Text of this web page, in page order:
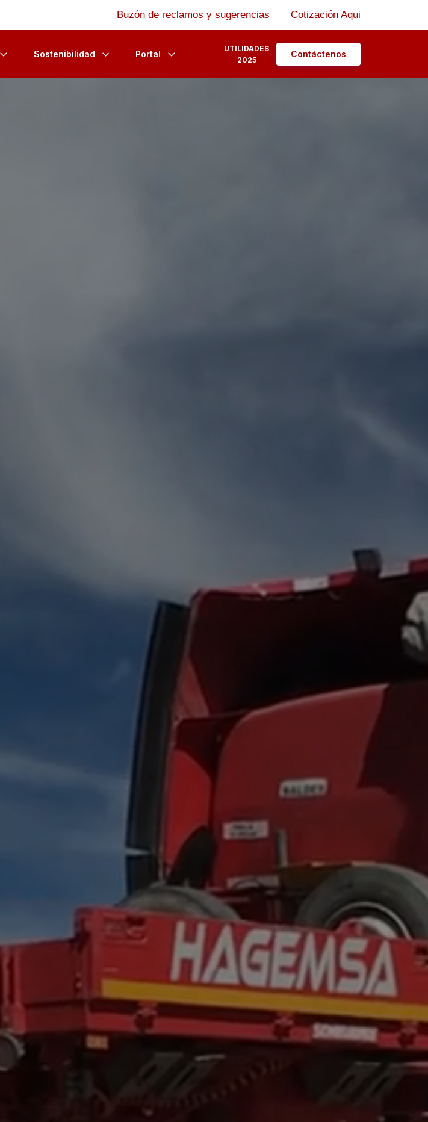
Buzón de reclamos y sugerencias Cotización Aqui
Sostenibilidad Portal
UTILIDADES
2025
Contáctenos